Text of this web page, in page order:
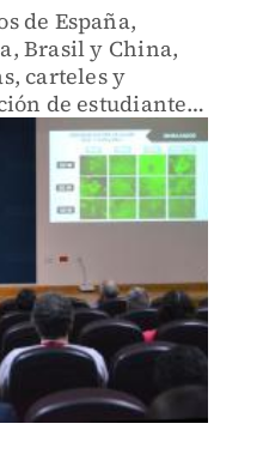
de España,
Brasil y China,
carteles y
de estudiantes,
en el teatro del